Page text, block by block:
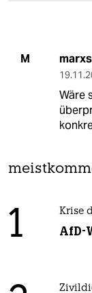
M
Wäre
1 Krise
AfD-